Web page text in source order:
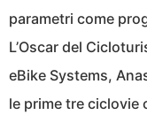
parametri come
L’Oscar del
eBike Systems,
le prime tre ciclovie